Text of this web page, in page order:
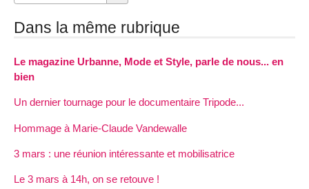
Dans la même rubrique
Le magazine Urbanne, Mode et Style, parle de nous... en
bien
Un dernier tournage pour le documentaire Tripode...
Hommage à Marie-Claude Vandewalle
3 mars : une réunion intéressante et mobilisatrice
Le 3 mars à 14h, on se retouve !